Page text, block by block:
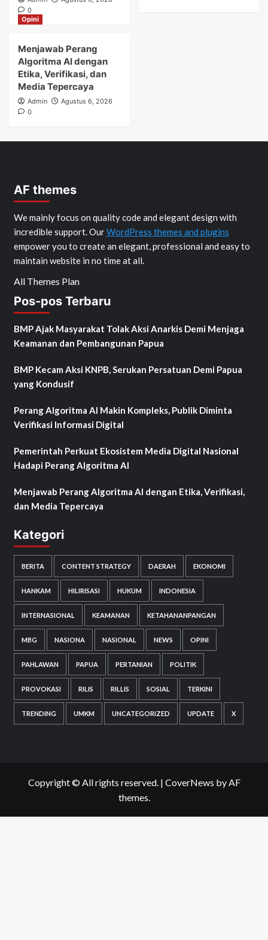
0
Opini
Menjawab Perang
Algoritma AI dengan
Etika, Verifikasi, dan
Media Tepercaya
Admin
Agustus 6, 2026
0
AF themes
We mainly focus on quality code and elegant design with
incredible support. OurWordPress themes and plugins
empower you to create an elegant, professional and easy to
maintain website in no time at all.
All Themes Plan
Pos-pos Terbaru
BMP Ajak Masyarakat Tolak Aksi Anarkis Demi Menjaga
Keamanan dan Pembangunan Papua
BMP Kecam Aksi KNPB, Serukan Persatuan Demi Papua
yang Kondusif
Perang Algoritma AI Makin Kompleks, Publik Diminta
Verifikasi Informasi Digital
Pemerintah Perkuat Ekosistem Media Digital Nasional
Hadapi Perang Algoritma AI
Menjawab Perang Algoritma AI dengan Etika, Verifikasi,
dan Media Tepercaya
Kategori
BERITA CONTENT STRATEGY DAERAH EKONOMI
HANKAM HILIRISASI HUKUM INDONESIA
INTERNASIONAL KEAMANAN KETAHANANPANGAN
MBG NASIONA NASIONAL NEWS OPINI
PAHLAWAN PAPUA PERTANIAN POLITIK
PROVOKASI RILIS RILLIS SOSIAL TERKINI
TRENDING UMKM UNCATEGORIZED UPDATE X
Copyright © All rights reserved. | CoverNews by AF
themes.